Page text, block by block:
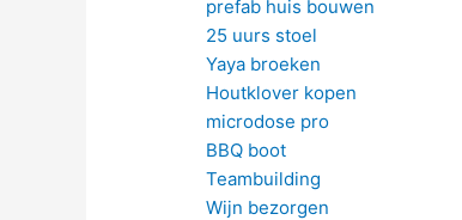
prefab huis bouwen
25 uurs stoel
Yaya broeken
Houtklover kopen
microdose pro
BBQ boot
Teambuilding
Wijn bezorgen